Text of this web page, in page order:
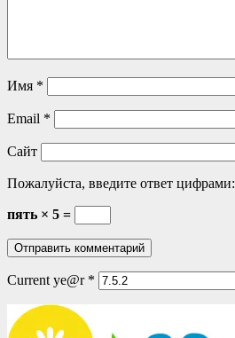
Имя *
Email *
Сайт
Пожалуйста, введите ответ цифрами:
пять × 5 =
Current ye@r *